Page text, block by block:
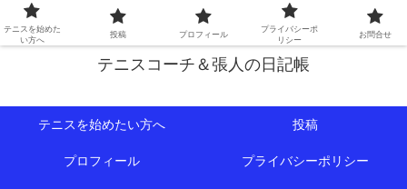
初心者∼中級者向けの情報を中心にテニスライフをサポート！
テニスコーチ＆張人の日記帳
テニスを始めたい方へ 投稿
プロフィール プライバシーポリシー
テニスを始めた
い方へ
投稿 プロフィール
プライバシーポ
リシー
お問合せ